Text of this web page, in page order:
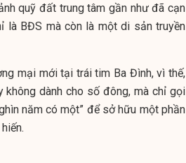
quỹ đất trung tâm gần như đã cạn
là BĐS mà còn là một di sản truyền
mại mới tại trái tim Ba Đình, vì thế,
không dành cho số đông, mà chỉ gọi
năm có một” để sở hữu một phần